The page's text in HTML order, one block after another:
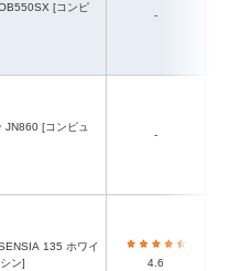
-
-
ン]
4.6